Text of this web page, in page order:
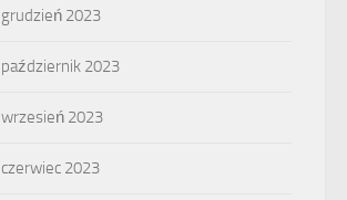
grudzień 2023
październik 2023
wrzesień 2023
czerwiec 2023